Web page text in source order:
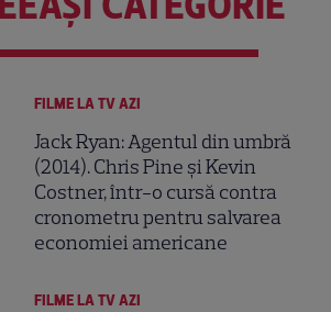
FILME LA TV AZI
Jack Ryan: Agentul din umbră
(2014). Chris Pine și Kevin
Costner, într-o cursă contra
cronometru pentru salvarea
economiei americane
FILME LA TV AZI